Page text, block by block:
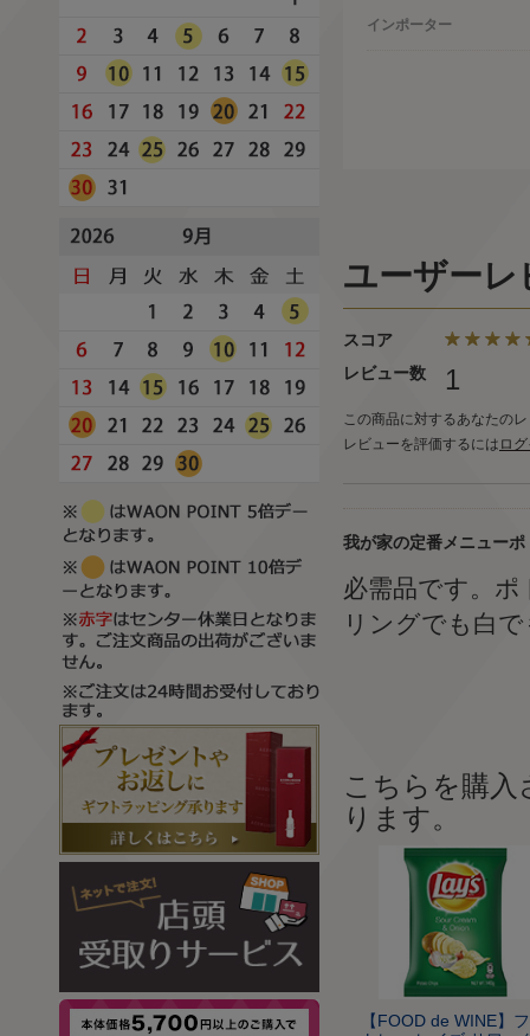
インポーター
ユーザーレ
スコア
レビュー数
1
この商品に対するあなたの
レビューを評価するには ロ
我が家の定番メニュー
必需品です。
リングでも白
こちらを購
ります。
【FOOD de WINE】